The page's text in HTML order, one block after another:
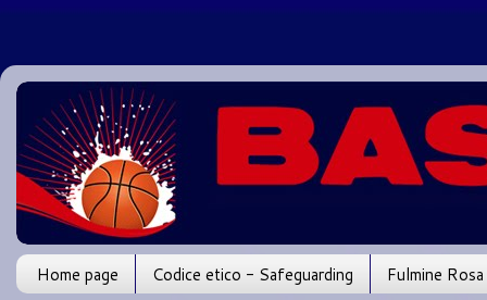
Home page Codice etico - Safeguarding Fulmine Rosa